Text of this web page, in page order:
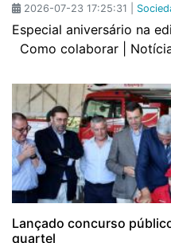
2026-07-23 17:25:31 |
Especial aniversário na
Como colaborar |
Lançado concurso
quartel